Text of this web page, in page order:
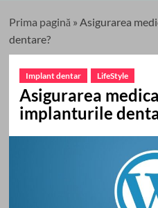
Prima pagină » Asigurarea
dentare?
Implant dentar LifeStyle
Asigurarea
implanturile